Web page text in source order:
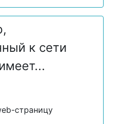
к сети
страницу